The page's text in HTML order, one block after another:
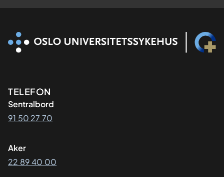
Kontaktinformasjon
TELEFON
Sentralbord
91 50 27 70
Aker
22 89 40 00